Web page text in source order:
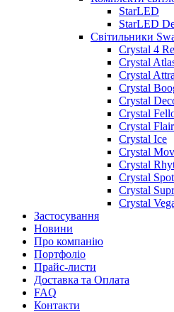
StarLED
StarLED
Світильники
Crystal 4
Crystal
Crystal
Crystal
Crystal
Crystal
Crystal Flair
Crystal Ice
Crystal
Crystal
Crystal
Crystal
Crystal
Застосування
Новини
Про компанію
Портфоліо
Прайс-листи
Доставка та Оплата
FAQ
Контакти